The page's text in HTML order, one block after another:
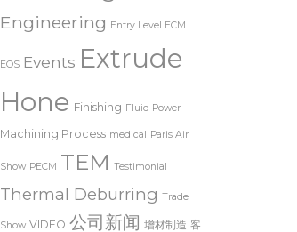
Machining
Energy
Engineering Entry Level ECM
EOS
Hone Finishing Fluid Power
Machining Process medical Paris Air
Show PECM TEM Testimonial
Thermal Deburring Trade